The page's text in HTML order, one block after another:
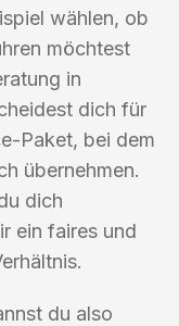
wählen, ob
möchtest
in
dich für
Paket, bei dem
übernehmen.
dich
ein faires und
du also